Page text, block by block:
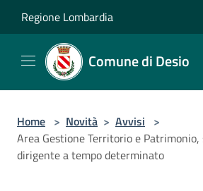
Regione Lombardia
Comune di Desio
Home > Novità > Avvisi >
Area Gestione Territorio e Patrimonio,
dirigente a tempo determinato